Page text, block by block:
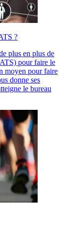
?
plus en plus de
pour faire le
moyen pour faire
donne ses
le bureau